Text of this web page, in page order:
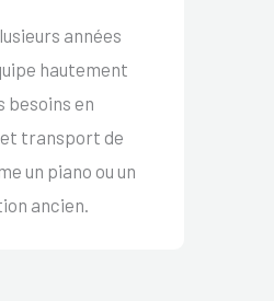
années
hautement
besoins en
transport de
un piano ou un
ancien.